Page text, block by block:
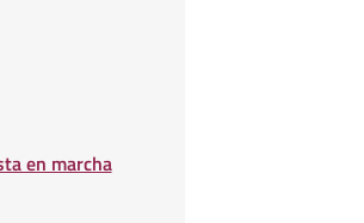
en marcha